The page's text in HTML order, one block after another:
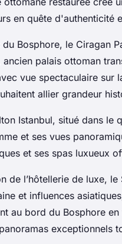
en quête d'authenticité
Bosphore, le Ciragan
ancien palais ottoman
vue spectaculaire sur
allier grandeur
Istanbul, situé dans le
et ses vues
et ses spas luxueux
de l’hôtellerie de luxe,
et influences
au bord du Bosphore
exceptionnels